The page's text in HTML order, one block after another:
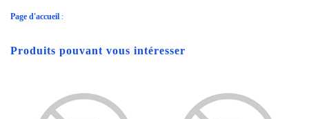
Page d'accueil :
Produits pouvant vous intéresser